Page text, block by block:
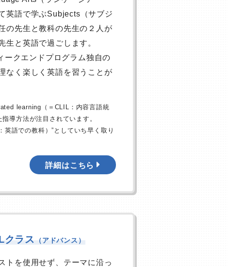
英語で学ぶSubjects（サブジ
の先生と教科の先生の２人が
生と英語で過ごします。
ークエンドプログラム独自の
なく楽しく英語を習うことが
learning（＝CLIL：内容言語統
導方法が注目されています。
語での教科）”としていち早く取り
詳細はこちら
クラス （アドバンス）
トを使用せず、テーマに沿っ